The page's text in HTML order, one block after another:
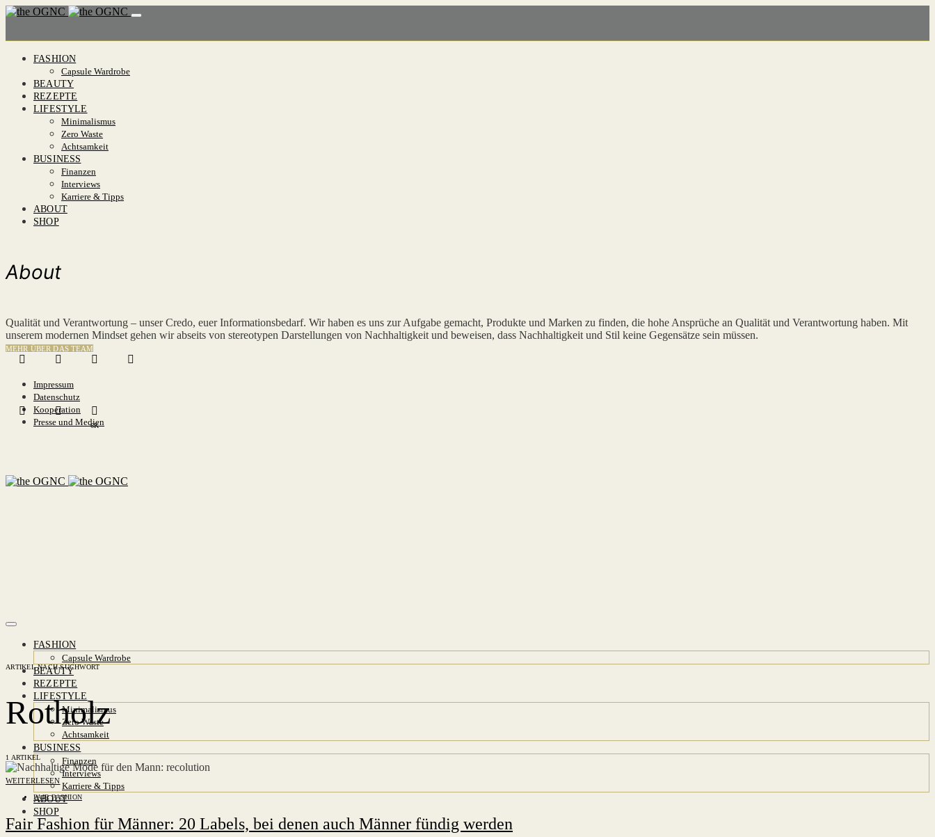
FASHION
Capsule Wardrobe
BEAUTY
REZEPTE
LIFESTYLE
Minimalismus
Zero Waste
Achtsamkeit
BUSINESS
Finanzen
Interviews
Karriere & Tipps
ABOUT
SHOP
About
Qualität und Verantwortung – unser Credo, euer Informationsbedarf. Wir haben es uns zur Aufgabe gemacht, Produkte und Marken zu finden, die hohe Ansprüche an Qualität und Verantwortung haben. Mit
unserem modernen Mindset gehen wir abseits von stereotypen Darstellungen von Nachhaltigkeit und beweisen, dass Nachhaltigkeit und Stil keine Gegensätze sein müssen.
MEHR ÜBER DAS TEAM
Impressum
Datenschutz
Kooperation
Presse und Medien
6K
FASHION
Capsule Wardrobe
BEAUTY
REZEPTE
LIFESTYLE
Minimalismus
Zero Waste
Achtsamkeit
BUSINESS
Finanzen
Interviews
Karriere & Tipps
ABOUT
SHOP
ARTIKEL NACH SUCHWORT
Rotholz
1 ARTIKEL
WEITERLESEN
FAIR FASHION
Fair Fashion für Männer: 20 Labels, bei denen auch Männer fündig werden